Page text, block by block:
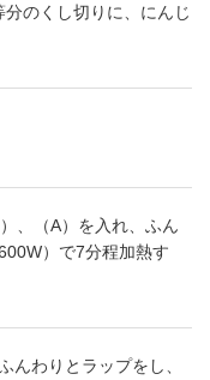
のくし切りに、にんじ
、（A）を入れ、ふん
）で7分程加熱す
んわりとラップをし、